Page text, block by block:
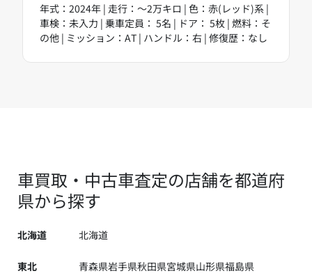
年式：2024年 | 走行：～2万キロ | 色：赤(レッド)系 |
車検：未入力 | 乗車定員： 5名 | ドア： 5枚 | 燃料：そ
の他 | ミッション：AT | ハンドル：右 | 修復歴：なし
車買取・中古車査定の店舗を都道府
県から探す
北海道 北海道
東北 青森県岩手県秋田県宮城県山形県福島県